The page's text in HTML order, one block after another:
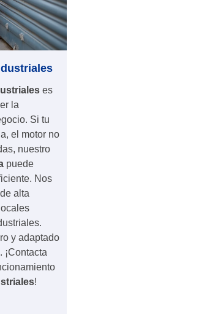
es
la
Si tu
el motor no
nuestro
puede
Nos
alta
y adaptado
¡Contacta
!